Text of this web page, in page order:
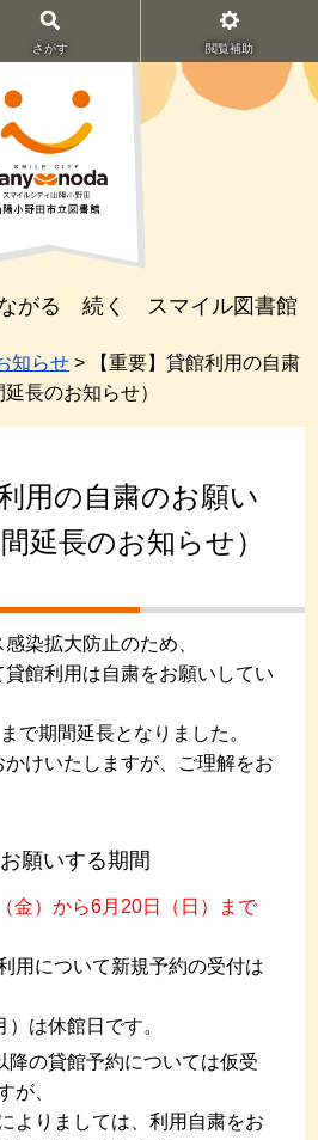
さがす 閲覧補助
がる 続く スマイル図書館
知らせ > 【重要】貸館利用の自粛
長のお知らせ）
用の自粛のお願い
延長のお知らせ）
染拡大防止のため、
館利用は自粛をお願いしてい
期間延長となりました。
けいたしますが、ご理解をお
願いする期間
金）から6月20日（日）まで
について新規予約の受付は
は休館日です。
降の貸館予約については仮受
が、
よりましては、利用自粛をお